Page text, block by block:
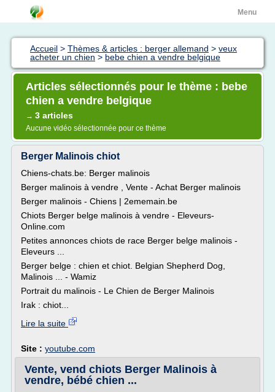
Menu
Accueil > Thèmes & articles : berger allemand > veux
acheter un chien > bebe chien a vendre belgique
Articles sélectionnés pour le thème : bebe
chien a vendre belgique
→ 3 articles
Aucune vidéo sélectionnée pour ce thème
Berger Malinois chiot
Chiens-chats.be: Berger malinois
Berger malinois à vendre , Vente - Achat Berger malinois
Berger malinois - Chiens | 2ememain.be
Chiots Berger belge malinois à vendre - Eleveurs-
Online.com
Petites annonces chiots de race Berger belge malinois -
Eleveurs ...
Berger belge : chien et chiot. Belgian Shepherd Dog,
Malinois ... - Wamiz
Portrait du malinois - Le Chien de Berger Malinois
Irak : chiot...
Lire la suite
Site : youtube.com
Vente, vend chiots Berger Malinois à
vendre, bébé chien ...